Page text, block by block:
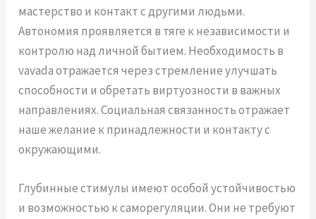
мастерство и контакт с другими людьми.
Автономия проявляется в тяге к независимости и
контролю над личной бытием. Необходимость в
vavada отражается через стремление улучшать
способности и обретать виртуозности в важных
направлениях. Социальная связанность отражает
наше желание к принадлежности и контакту с
окружающими.
Глубинные стимулы имеют особой устойчивостью
и возможностью к саморегуляции. Они не требуют